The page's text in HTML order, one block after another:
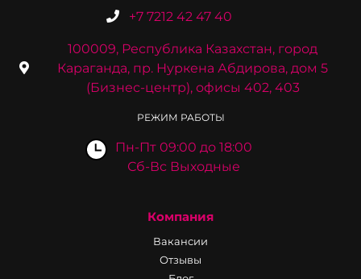
+7 7212 42 47 40
100009, Республика Казахстан, город
Караганда, пр. Нуркена Абдирова, дом 5
(Бизнес-центр), офисы 402, 403
РЕЖИМ РАБОТЫ
Пн-Пт 09:00 до 18:00
Сб-Вс Выходные
Компания
Вакансии
Отзывы